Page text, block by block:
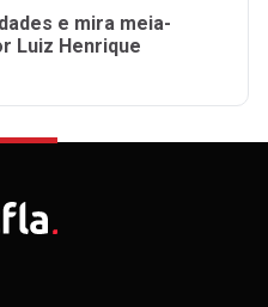
e mira meia-
Luiz Henrique